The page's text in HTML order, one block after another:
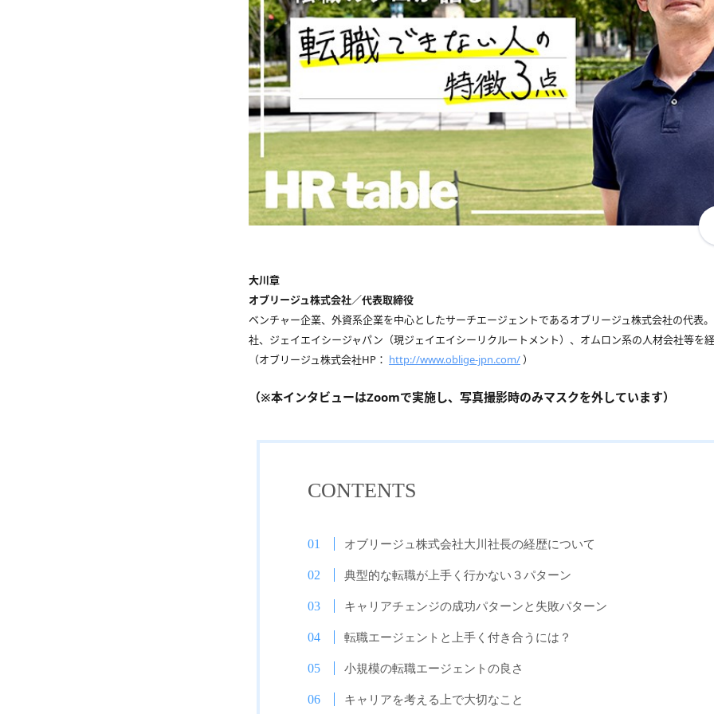
大川章
オブリージュ株式会社／代表取締役
ベンチャー企業、外資系企業を中心としたサーチエージェントであるオブリージュ株式会社の代表
社、ジェイエイシージャパン（現ジェイエイシーリクルートメント）、オムロン系の人材会社等を経
（オブリージュ株式会社HP： http://www.oblige-jpn.com/）
（※本インタビューはZoomで実施し、写真撮影時のみマスクを外しています）
CONTENTS
オブリージュ株式会社大川社長の経歴について
典型的な転職が上手く行かない３パターン
キャリアチェンジの成功パターンと失敗パターン
転職エージェントと上手く付き合うには？
小規模の転職エージェントの良さ
キャリアを考える上で大切なこと